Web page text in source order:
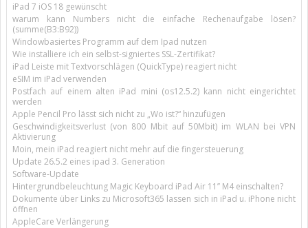
iPad 7 iOS 18 gewünscht
warum kann Numbers nicht die einfache Rechenaufgabe lösen?
(summe(B3:B92))
Windowbasiertes Programm auf dem Ipad nutzen
Wie installiere ich ein selbst-signiertes SSL-Zertifikat?
iPad Leiste mit Textvorschlägen (QuickType) reagiert nicht
eSIM im iPad verwenden
Postfach auf einem alten iPad mini (os12.5.2) kann nicht eingerichtet
werden
Apple Pencil Pro lässt sich nicht zu „Wo ist?“ hinzufügen
Geschwindigkeitsverlust (von 800 Mbit auf 50Mbit) im WLAN bei VPN
Aktivierung
Moin, mein iPad reagiert nicht mehr auf die fingersteuerung
Update 26.5.2 eines ipad 3. Generation
Software-Update
Hintergrundbeleuchtung Magic Keyboard iPad Air 11’’ M4 einschalten?
Dokumente über Links zu Microsoft365 lassen sich in iPad u. iPhone nicht
öffnen
AppleCare Verlängerung